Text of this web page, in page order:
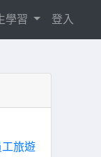
學習 登入
旅遊